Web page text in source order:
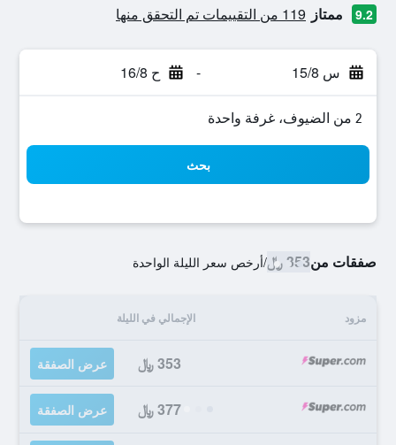
9.2 ممتاز 119 من التقييمات تم التحقق منها
س 15/8 - ح 16/8
2 من الضيوف، غرفة واحدة
بحث
صفقات من353 ﷼ /أرخص سعر الليلة الواحدة
مزود الإجمالي في الليلة
353 ﷼ عرض الصفقة
377 ﷼ عرض الصفقة